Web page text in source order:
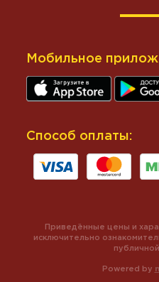
Мобильное
Способ оплаты:
Powered by
Приведённые цены и
исключительно